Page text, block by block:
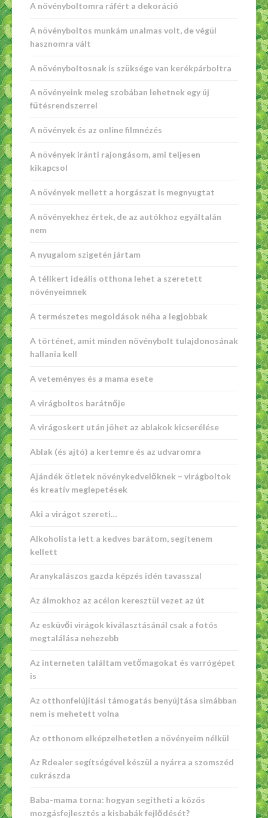
A növényboltomra ráfért a dekoráció
A növényboltos munkám unalmas volt, de végül
hasznomra vált
A növényboltosnak is szüksége van kerékpárboltra
A növényeink meleg szobában lehetnek egy új
fűtésrendszerrel
A növények és az online filmnézés
A növények iránti rajongásom, ami teljesen
kikapcsol
A növények mellett a horgászat is megnyugtat
A növényekhez értek, de az autókhoz egyáltalán
nem
A nyugalom szigetén jártam
A télikert ideális otthona lehet a szeretett
növényeimnek
A természetes megoldások néha a legjobbak
A történet, amit minden növénybolt tulajdonosának
hallania kell
A veteményes és a mama esete
A virágboltos barátnője
A virágoskert után jöhet az ablakok kicserélése
Ablak (és ajtó) a kertemre és az udvaromra
Ajándék ötletek növénykedvelőknek – virágboltok
és kreatív meglepetések
Aki a virágot szereti…
Alkoholista lett a kedves barátom, segítenem
kellett
Aranykalászos gazda képzés idén tavasszal
Az álmokhoz az acélon keresztül vezet az út
Az esküvői virágok kiválasztásánál csak a fotós
megtalálása nehezebb
Az interneten találtam vetőmagokat és varrógépet
is
Az otthonfelújítási támogatás benyújtása simábban
nem is mehetett volna
Az otthonom elképzelhetetlen a növényeim nélkül
Az Rdealer segítségével készül a nyárra a szomszéd
cukrászda
Baba-mama torna: hogyan segítheti a közös
mozgásfejlesztés a kisbabák fejlődését?